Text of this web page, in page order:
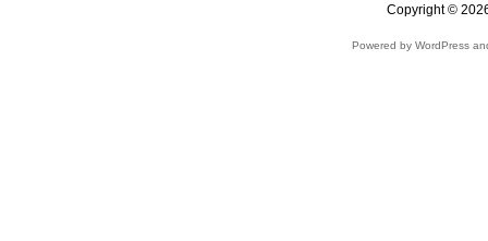
Copyright ©
Powered by WordPress